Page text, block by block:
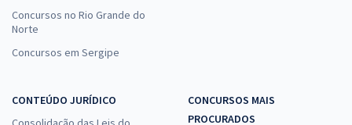
Concursos no Rio Grande do
Norte
Concursos em Sergipe
CONTEÚDO JURÍDICO
CONCURSOS MAIS
PROCURADOS